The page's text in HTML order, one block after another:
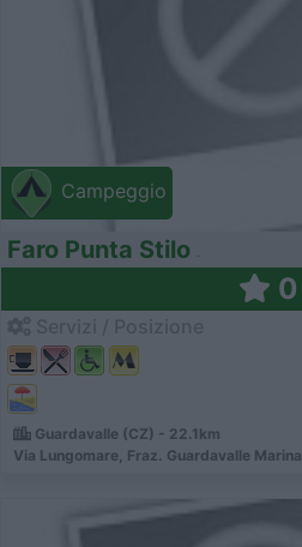
Campeggio
Faro Punta Stilo
0
Guardavalle (CZ) - 22.1km
Via Lungomare, Fraz. Guardavalle Marina